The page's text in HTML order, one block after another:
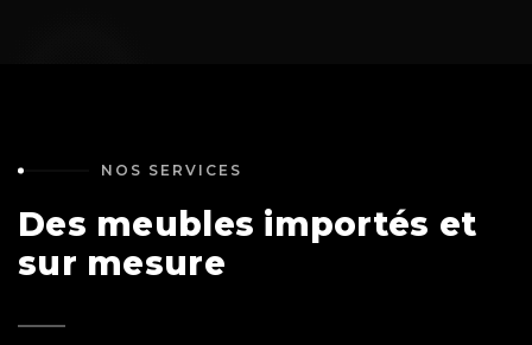
NOS SERVICES
Des meubles importés et
sur mesure